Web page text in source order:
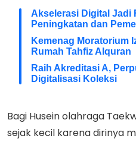
Akselerasi Digital Jadi
Peningkatan dan
Kemenag Moratorium
Rumah Tahfiz Alquran
Raih Akreditasi A,
Digitalisasi Koleksi
Bagi Husein olahraga
sejak kecil karena dirinya